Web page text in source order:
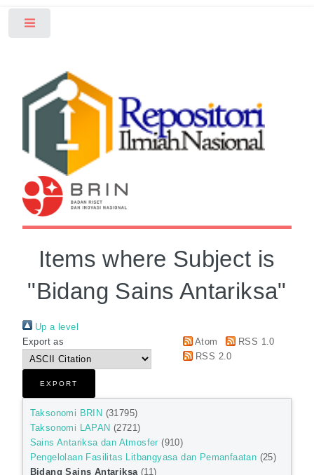
Items where Subject is
"Bidang Sains Antariksa"
Up a level
Export as
Atom
RSS 1.0
RSS 2.0
Taksonomi BRIN (31795)
Taksonomi LAPAN (2721)
Sains Antariksa dan Atmosfer (910)
Pengelolaan Fasilitas Litbangyasa dan Pemanfaatan (25)
Bidang Sains Antariksa (11)